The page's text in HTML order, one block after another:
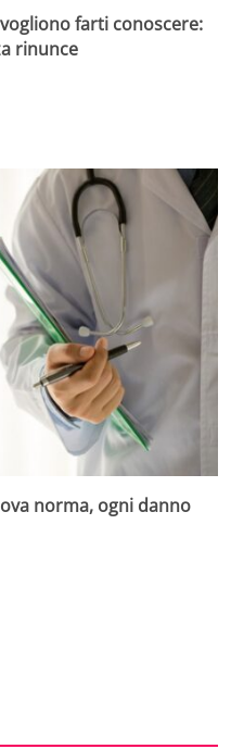
farti conoscere:
rinunce
norma, ogni danno